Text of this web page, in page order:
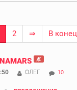
2 ⇒ В конец
ОЛЕГ 10